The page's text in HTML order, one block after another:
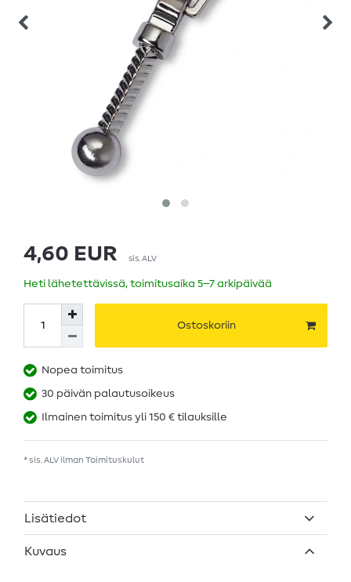
4,60 EUR sis. ALV
Heti lähetettävissä, toimitusaika 5–7 arkipäivää
Ostoskoriin
Nopea toimitus
30 päivän palautusoikeus
Ilmainen toimitus yli 150 € tilauksille
* sis. ALV ilman Toimituskulut
Lisätiedot
Kuvaus